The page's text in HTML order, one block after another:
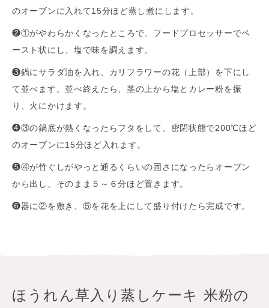
のオーブンに入れて15分ほど蒸し煮にします。
❷①がやわらかくなったところで、フードプロセッサーでペ
ースト状にし、塩で味を調えます。
❸鍋にサラダ油を入れ、カリフラワーの花（上部）を下にし
て並べます。並べ終えたら、茎の上から塩とカレー粉を振
り、火にかけます。
❹③の鍋底が熱くなったらフタをして、密閉状態で200℃ほど
のオーブンに15分ほど入れます。
❺④が竹ぐしがやっと通るくらいの固さになったらオーブン
から出し、そのまま５～６分ほど置きます。
❻器に②を敷き、⑤を花を上にして盛り付けたら完成です。
ほうれん草入り蒸しケーキ 米粉の